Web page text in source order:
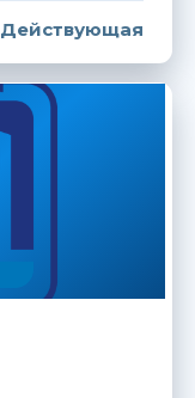
Действующая